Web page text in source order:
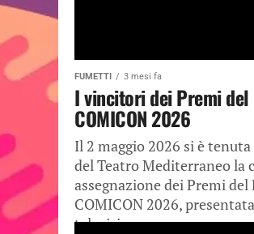
FUMETTI 3 mesi fa
I vincitori dei Premi
COMICON 2026
Il 2 maggio 2026 si è
del Teatro Mediterraneo la
assegnazione dei Premi del
COMICON 2026,
televisivo...